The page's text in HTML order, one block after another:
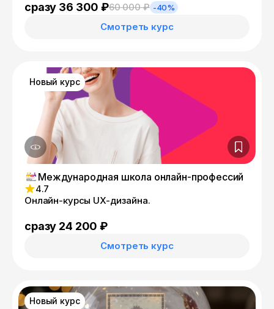
сразу 36 300 ₽60 000 ₽ -40%
Смотреть курс
Новый курс
Международная школа онлайн-профессий
4.7
Онлайн-курсы UX-дизайна.
сразу 24 200 ₽
Смотреть курс
Новый курс